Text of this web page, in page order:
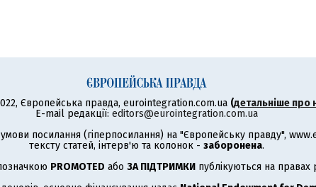
Європейська правда, eurointegration.com.ua (детальніше про
E-mail редакції: editors@eurointegration.com.ua
посилання (гіперпосилання) на "Європейську правду",
тексту статей, інтерв'ю та колонок - заборонена.
PROMOTED або ЗА ПІДТРИМКИ публікуються на правах